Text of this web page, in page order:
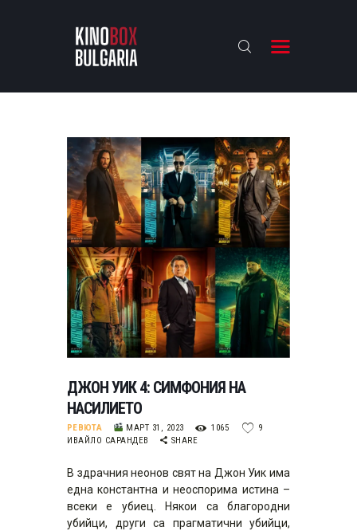
KINOBOX BULGARIA
АНАЛИЗИ
БАХТИ НАГРАДИТЕ
ИНТЕРВЮТА
ЗА НАС
ДЖОН УИК 4: СИМФОНИЯ НА
НАСИЛИЕТО
РЕВЮТА МАРТ 31, 2023 1065
9
ИВАЙЛО САРАНДЕВ
SHARE
В здрачния неонов свят на Джон Уик има
една константна и неоспорима истина –
всеки е убиец. Някои са благородни
убийци, други са прагматични убийци,